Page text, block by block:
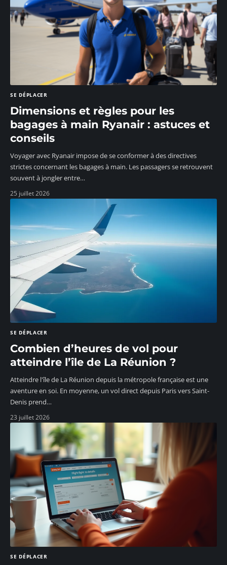
SE DÉPLACER
Dimensions et règles pour les
bagages à main Ryanair : astuces et
conseils
Voyager avec Ryanair impose de se conformer à des directives
strictes concernant les bagages à main. Les passagers se retrouvent
souvent à jongler entre…
25 juillet 2026
SE DÉPLACER
Combien d’heures de vol pour
atteindre l’île de La Réunion ?
Atteindre l'île de La Réunion depuis la métropole française est une
aventure en soi. En moyenne, un vol direct depuis Paris vers Saint-
Denis prend…
23 juillet 2026
SE DÉPLACER